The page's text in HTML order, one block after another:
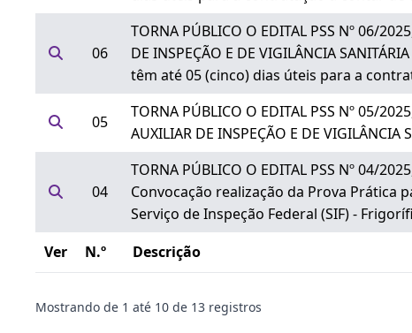
06
TORNA PÚBLICO O EDITAL PSS Nº 06/
DE INSPEÇÃO E DE VIGILÂNCIA
têm até 05 (cinco) dias úteis para a
05
TORNA PÚBLICO O EDITAL PSS Nº 05/
AUXILIAR DE INSPEÇÃO E DE
04
TORNA PÚBLICO O EDITAL PSS Nº 04/
Convocação realização da Prova Prática
Serviço de Inspeção Federal (SIF) -
Ver N.º Descrição
Mostrando de 1 até 10 de 13 registros